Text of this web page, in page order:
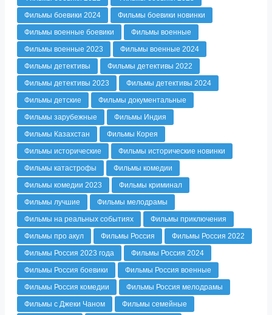
Фильмы боевики 2024
Фильмы боевики новинки
Фильмы военные боевики
Фильмы военные
Фильмы военные 2023
Фильмы военные 2024
Фильмы детективы
Фильмы детективы 2022
Фильмы детективы 2023
Фильмы детективы 2024
Фильмы детские
Фильмы документальные
Фильмы зарубежные
Фильмы Индия
Фильмы Казахстан
Фильмы Корея
Фильмы исторические
Фильмы исторические новинки
Фильмы катастрофы
Фильмы комедии
Фильмы комедии 2023
Фильмы криминал
Фильмы лучшие
Фильмы мелодрамы
Фильмы на реальных событиях
Фильмы приключения
Фильмы про акул
Фильмы Россия
Фильмы Россия 2022
Фильмы Россия 2023 года
Фильмы Россия 2024
Фильмы Россия боевики
Фильмы Россия военные
Фильмы Россия комедии
Фильмы Россия мелодрамы
Фильмы с Джеки Чаном
Фильмы семейные